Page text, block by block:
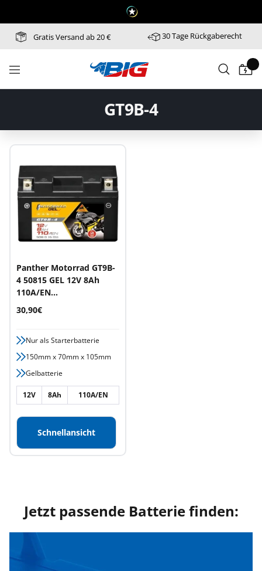
Inhalt
Gratis Versand ab 20 € 30 Tage Rückgaberecht
Navigation
Batterie-
GT9B-4
Panther Motorrad GT9B-
4 50815 GEL 12V 8Ah
110A/EN
Motorradbatterie
Angebotspreis
30,90€
Nur als Starterbatterie
150mm x 70mm x 105mm
Gelbatterie
12V 8Ah 110A/EN
Schnellansicht
Jetzt passende Batterie finden: